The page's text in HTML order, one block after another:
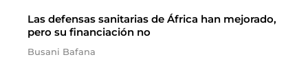
Las defensas sanitarias de África han mejorado,
pero su financiación no
Busani Bafana